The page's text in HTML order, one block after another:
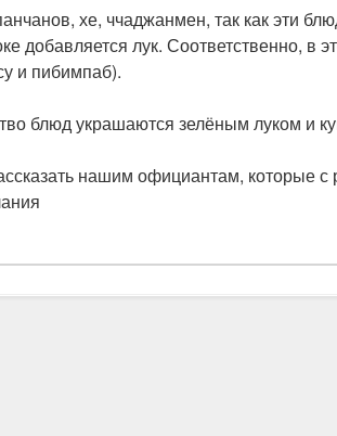
хе, ччаджанмен, так как эти
добавляется лук. Соответственно, в
и пибимпаб).
блюд украшаются зелёным луком и
нашим официантам, которые с